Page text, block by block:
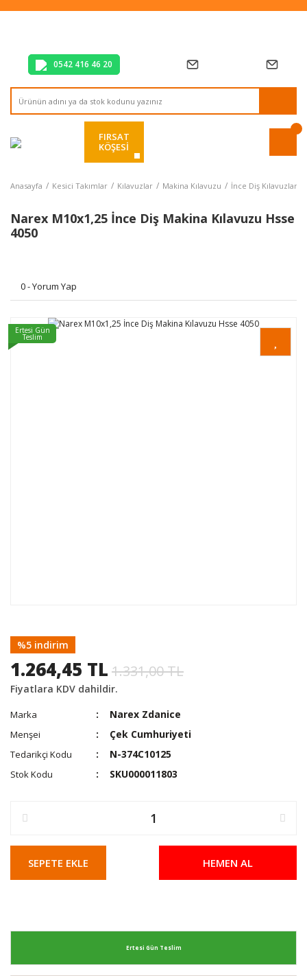
Tüm Alışverişlerde Vade Farksız 2 Taksit!
0542 416 46 20
FIRSAT
KÖŞESİ
Anasayfa Kesici Takımlar Kılavuzlar Makina Kılavuzu İnce Diş Kılavuzlar
Narex M10x1,25 İnce Diş Makina Kılavuzu Hsse
4050
0 - Yorum Yap
Ertesi Gün
Teslim
%5 indirim
1.264,45 TL 1.331,00 TL
Fiyatlara KDV dahildir.
Marka Narex Zdanice
Menşei Çek Cumhuriyeti
Tedarikçi Kodu N-374C10125
Stok Kodu SKU000011803
SEPETE EKLE HEMEN AL
Ertesi Gün Teslim